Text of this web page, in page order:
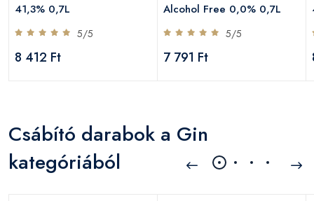
41,3% 0,7L
5/5
8 412 Ft
Alcohol Free 0,0% 0,7L
5/5
7 791 Ft
Csábító darabok a Gin
kategóriából